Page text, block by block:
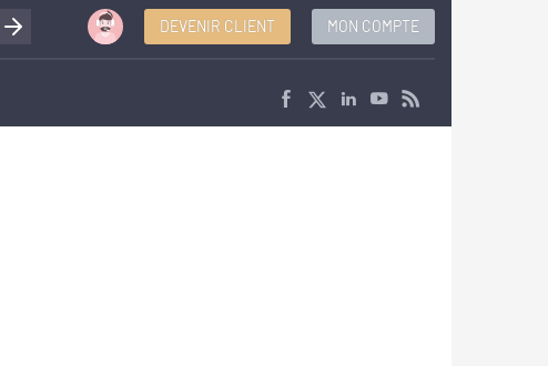
DEVENIR CLIENT MON COMPTE